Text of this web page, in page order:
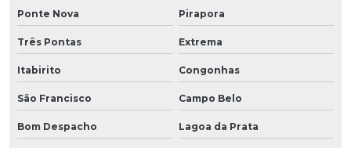
Ponte Nova Pirapora
Três Pontas Extrema
Itabirito Congonhas
São Francisco Campo Belo
Bom Despacho Lagoa da Prata